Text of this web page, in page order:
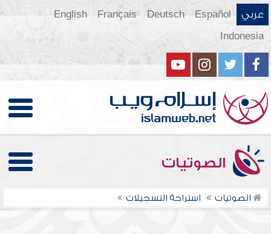
عربي Español
Deutsch
Français
English
Indonesia
الصوتيات
الصوتيات استراحة التسجيلات